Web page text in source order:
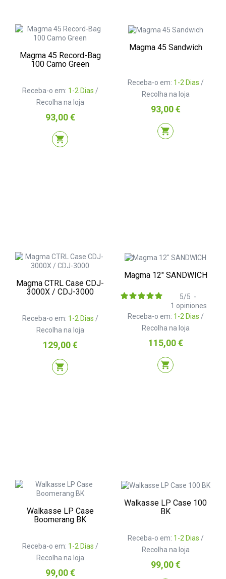
Magma 45 Record-Bag
100 Camo Green
Receba-o em: 1-2 Dias /
Recolha na loja
Preço
93,00 €
shopping_cart
Magma 45 Sandwich
Receba-o em: 1-2 Dias /
Recolha na loja
Preço
93,00 €
shopping_cart
Magma CTRL Case CDJ-
3000X / CDJ-3000
Receba-o em: 1-2 Dias /
Recolha na loja
Preço
129,00 €
shopping_cart
Magma 12" SANDWICH
Receba-o em: 1-2 Dias /
Recolha na loja
5/5 -
1 opiniones
Preço
115,00 €
shopping_cart
Walkasse LP Case
Boomerang BK
Receba-o em: 1-2 Dias /
Recolha na loja
Preço
99,00 €
Walkasse LP Case 100
BK
Receba-o em: 1-2 Dias /
Recolha na loja
Preço
99,00 €